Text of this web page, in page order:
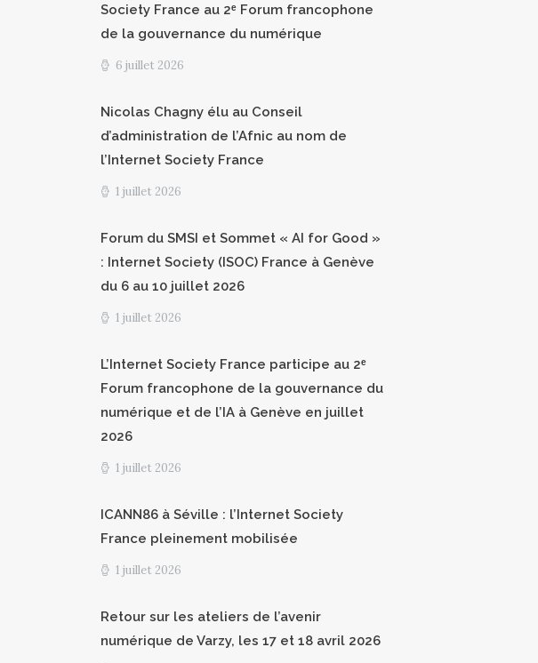
Society France au 2ᵉ Forum francophone
de la gouvernance du numérique
6 juillet 2026
Nicolas Chagny élu au Conseil
d’administration de l’Afnic au nom de
l’Internet Society France
1 juillet 2026
Forum du SMSI et Sommet « AI for Good »
: Internet Society (ISOC) France à Genève
du 6 au 10 juillet 2026
1 juillet 2026
L’Internet Society France participe au 2ᵉ
Forum francophone de la gouvernance du
numérique et de l’IA à Genève en juillet
2026
1 juillet 2026
ICANN86 à Séville : l’Internet Society
France pleinement mobilisée
1 juillet 2026
Retour sur les ateliers de l’avenir
numérique de Varzy, les 17 et 18 avril 2026